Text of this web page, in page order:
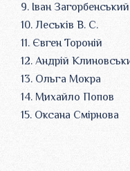
9. Іван Загорбенський
10. Леськів В. С.
11. Євген Тороній
12. Андрій
13. Ольга Мокра
14. Михайло Попов
15. Оксана Смірнова